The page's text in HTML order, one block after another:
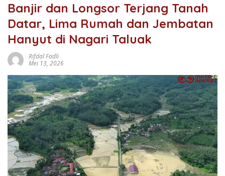
Banjir dan Longsor Terjang Tanah
Datar, Lima Rumah dan Jembatan
Hanyut di Nagari Taluak
Rifdal Fadli
Mei 13, 2026